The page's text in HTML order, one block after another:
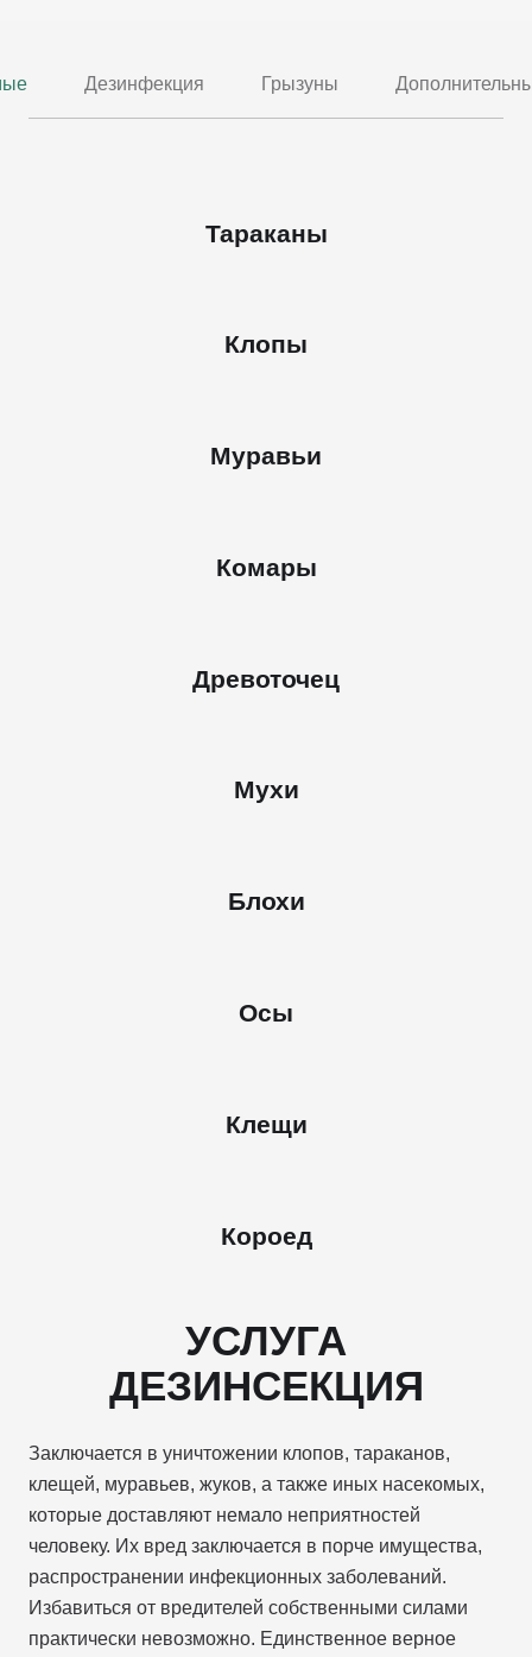
Дезинфекция Грызуны
Тараканы
Клопы
Муравьи
Комары
Древоточец
Мухи
Блохи
Осы
Клещи
Короед
УСЛУГА
ДЕЗИНСЕКЦИЯ
Заключается в уничтожении клопов, тараканов,
клещей, муравьев, жуков, а также иных насекомых,
которые доставляют немало неприятностей
человеку. Их вред заключается в порче имущества,
распространении инфекционных заболеваний.
Избавиться от вредителей собственными силами
практически невозможно. Единственное верное